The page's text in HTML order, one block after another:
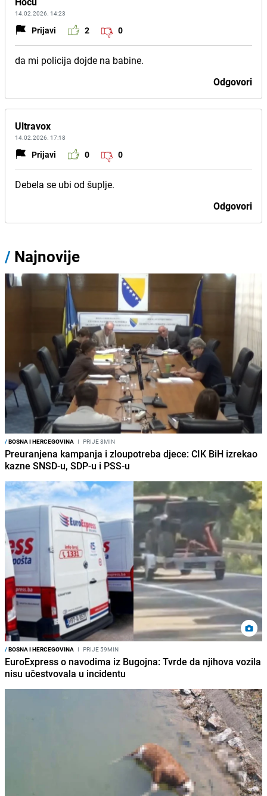
14.02.2026. 14:23
Prijavi 2 0
da mi policija dojde na babine.
Odgovori
Ultravox
14.02.2026. 17:18
Prijavi 0 0
Debela se ubi od šuplje.
Odgovori
/ Najnovije
/BOSNA I HERCEGOVINA I PRIJE 8MIN
Preuranjena kampanja i zloupotreba djece: CIK BiH izrekao
kazne SNSD-u, SDP-u i PSS-u
/BOSNA I HERCEGOVINA I PRIJE 59MIN
EuroExpress o navodima iz Bugojna: Tvrde da njihova vozila
nisu učestvovala u incidentu